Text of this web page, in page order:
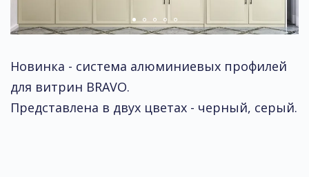
Новинка - система алюминиевых профилей
для витрин BRAVO.
Представлена в двух цветах - черный, серый.